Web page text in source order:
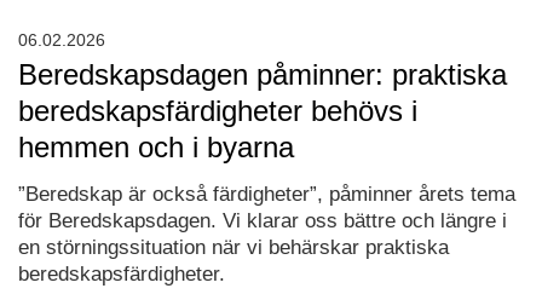
Beredskapsdagen påminner: praktiska
beredskapsfärdigheter behövs i
hemmen och i byarna
”Beredskap är också färdigheter”, påminner årets tema
för Beredskapsdagen. Vi klarar oss bättre och längre i
en störningssituation när vi behärskar praktiska
beredskapsfärdigheter.
06.02.2026